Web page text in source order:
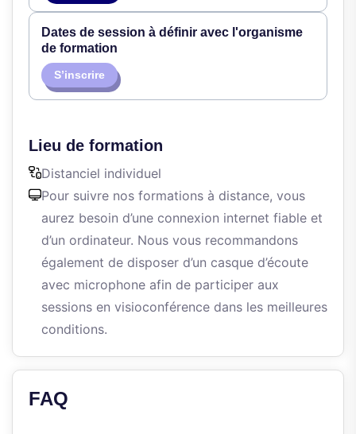
Dates de session à définir avec l'organisme
de formation
S’inscrire
Lieu de formation
Distanciel individuel
Pour suivre nos formations à distance, vous
aurez besoin d’une connexion internet fiable et
d’un ordinateur. Nous vous recommandons
également de disposer d’un casque d’écoute
avec microphone afin de participer aux
sessions en visioconférence dans les meilleures
conditions.
FAQ